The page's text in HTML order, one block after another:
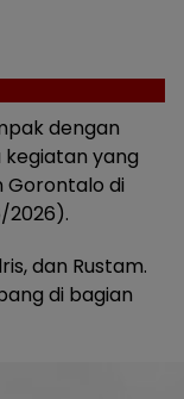
dengan
yang
Gorontalo di
2026).
dan Rustam.
di bagian